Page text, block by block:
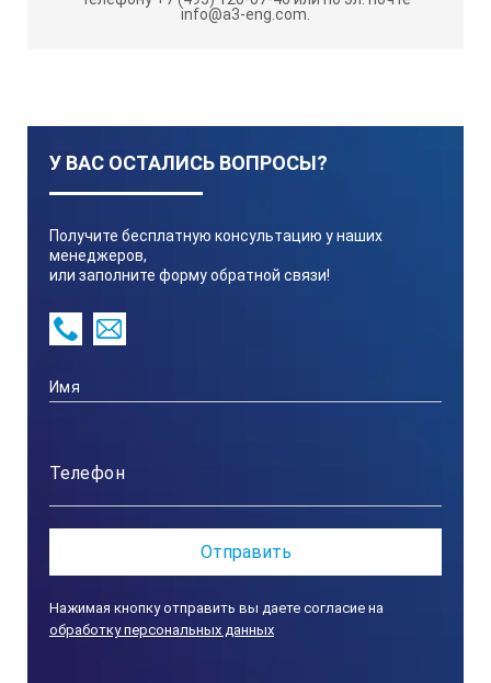
Класс защиты:
info@a3-eng.com.
У ВАС ОСТАЛИСЬ ВОПРОСЫ?
Получите бесплатную консультацию у наших
менеджеров,
или заполните форму обратной связи!
Нажимая кнопку отправить вы даете согласие на
обработку персональных данных